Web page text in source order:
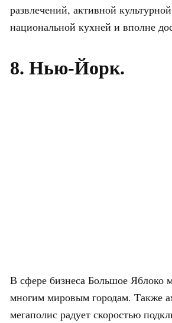
развлечений, активной
национальной кухней и вполне
8. Нью-Йорк.
В сфере бизнеса Большое Яблоко
многим мировым городам. Также
мегаполис радует скоростью